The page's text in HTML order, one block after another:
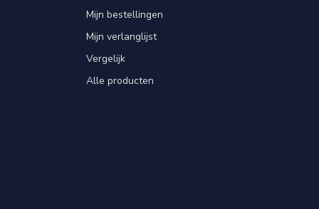
Mijn bestellingen
Mijn verlanglijst
Vergelijk
Alle producten